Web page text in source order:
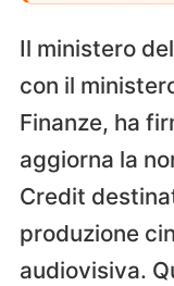
Il ministero
con il
Finanze, ha
aggiorna la
Credit
produzione
audiovisiva.